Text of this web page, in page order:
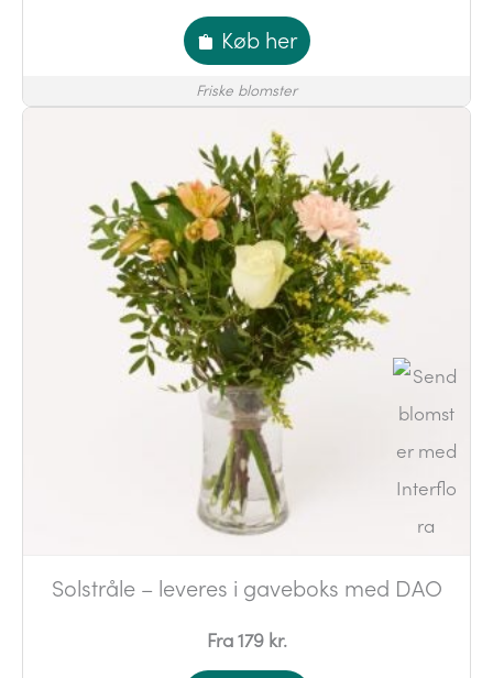
Køb her
Friske blomster
Solstråle – leveres i gaveboks med DAO
Fra 179 kr.